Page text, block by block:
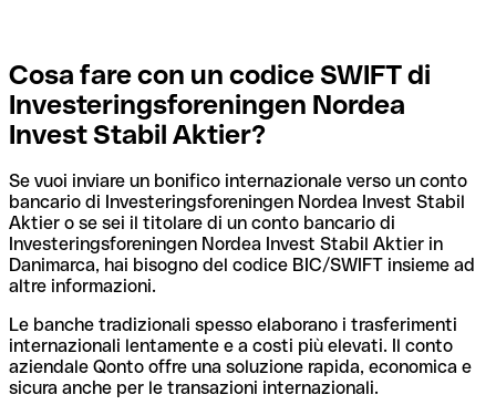
Cosa fare con un codice SWIFT di
Investeringsforeningen Nordea
Invest Stabil Aktier?
Se vuoi inviare un bonifico internazionale verso un conto
bancario di Investeringsforeningen Nordea Invest Stabil
Aktier o se sei il titolare di un conto bancario di
Investeringsforeningen Nordea Invest Stabil Aktier in
Danimarca, hai bisogno del codice BIC/SWIFT insieme ad
altre informazioni.
Le banche tradizionali spesso elaborano i trasferimenti
internazionali lentamente e a costi più elevati. Il conto
aziendale Qonto offre una soluzione rapida, economica e
sicura anche per le transazioni internazionali.